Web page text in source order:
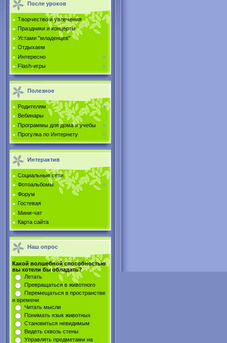
После уроков
Творчество и увлечения
Праздники и концерты
Устами "младенцев"
Отдыхаем
Интересно
Flash-игры
Полезное
Родителям
Вебинары
Программы для дома и учебы
Прогулка по Интернету
Интерактив
Социальные сети
Фотоальбомы
Форум
Гостевая
Мини-чат
Карта сайта
Наш опрос
Какой волшебной способностью
вы хотели бы обладать?
Летать
Превращаться в животного
Перемещаться в пространстве
и времени
Читать мысли
Понимать язык животных
Становиться невидимым
Видеть сквозь стены
Управлять предметами на